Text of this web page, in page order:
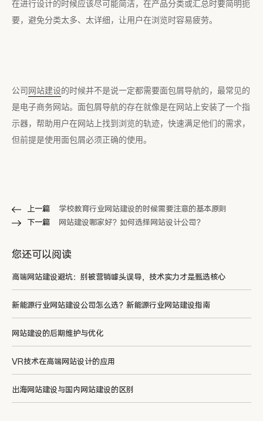
在进行设计的时候应该尽可能简洁，在产品分类或汇总时要简明扼
要，避免分类太多、太详细，让用户在浏览时容易疲劳。
公司 网站建设的时候并不是说一定都需要面包屑导航的，最常见的
是电子商务网站。面包屑导航的存在就像是在网站上安装了一个指
示器，帮助用户在网站上找到浏览的轨迹，快速满足他们的需求，
但前提是使用面包屑必须正确的使用。
上一篇
学校教育行业网站建设的时候需要注意的基本原则
下一篇
网站建设哪家好？如何选择网站设计公司？
您还可以阅读
高端网站建设避坑：别被营销噱头误导，技术实力才是甄选核心
新能源行业网站建设公司怎么选？新能源行业网站建设指南
网站建设的后期维护与优化
VR技术在高端网站设计的应用
出海网站建设与国内网站建设的区别